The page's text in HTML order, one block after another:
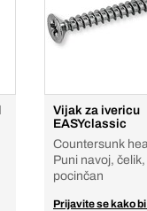
Vijak za ivericu
EASYclassic
Countersunk
Puni navoj, čelik,
pocinčan
Prijavite se kako